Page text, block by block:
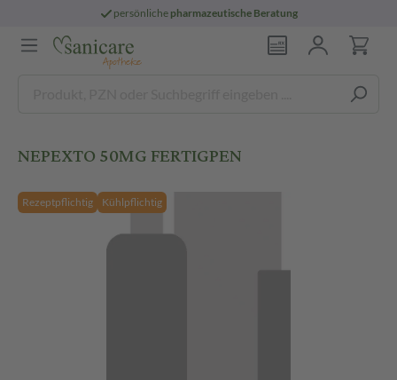
persönliche pharmazeutische Beratung
NEPEXTO 50MG FERTIGPEN
Rezeptpflichtig Kühlpflichtig